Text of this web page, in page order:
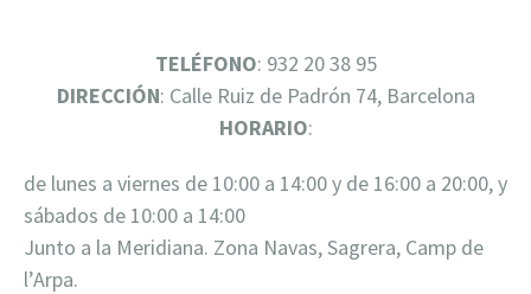
TELÉFONO: 932 20 38 95
DIRECCIÓN: Calle Ruiz de Padrón 74, Barcelona
HORARIO:
de lunes a viernes de 10:00 a 14:00 y de 16:00 a 20:00, y
sábados de 10:00 a 14:00
Junto a la Meridiana. Zona Navas, Sagrera, Camp de
l’Arpa.